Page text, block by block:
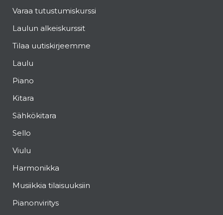
Varaa tutustumiskurssi
Laulun alkeiskurssit
Tilaa uutiskirjeemme
Laulu
Piano
Kitara
Sähkökitara
Sello
Viulu
Harmonikka
Musiikkia tilaisuuksiin
Pianonviritys